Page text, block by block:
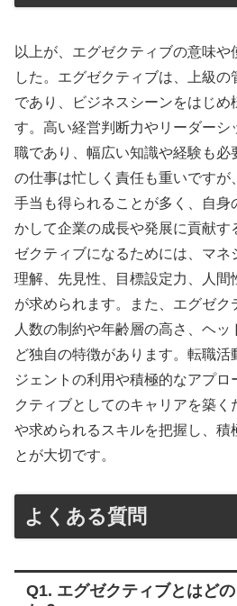
以上が、エグゼクティブの意味
した。エグゼクティブは、上級
であり、ビジネスシーンをはじめ
す。高い経営判断力やリーダーシ
職であり、幅広い知識や経験も必
の仕事は忙しく責任も重いですが
手当も得られることが多く、自身
かして企業の成長や発展に貢献す
ゼクティブになるためには、マ
理解、先見性、目標設定力、人間
が求められます。また、エグゼ
人数の制約や年齢層の高さ、ヘ
ど独自の特徴があります。転職
ジェントの利用や積極的なアプ
クティブとしてのキャリアを築
や求められるスキルを把握し、積
とが大切です。
よくある質問
Q1. エグゼクティブとはど